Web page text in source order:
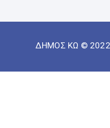
ΔΗΜΟΣ ΚΩ © 2022.